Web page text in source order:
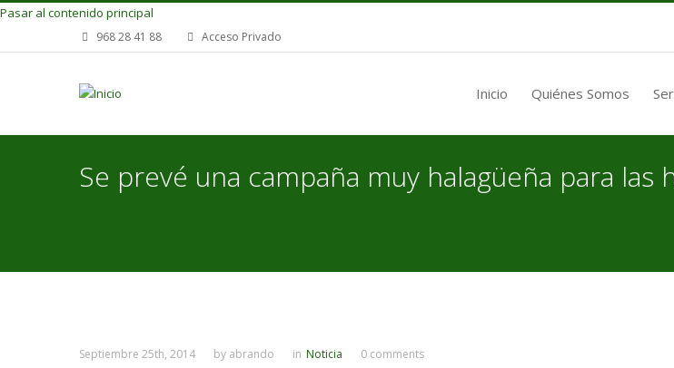
Pasar al contenido principal
968 28 41 88 Acceso Privado
Inicio Quiénes Somos
Se prevé una campaña muy halagüeña para las
Septiembre 25th, 2014 by abrando in Noticia 0 comments